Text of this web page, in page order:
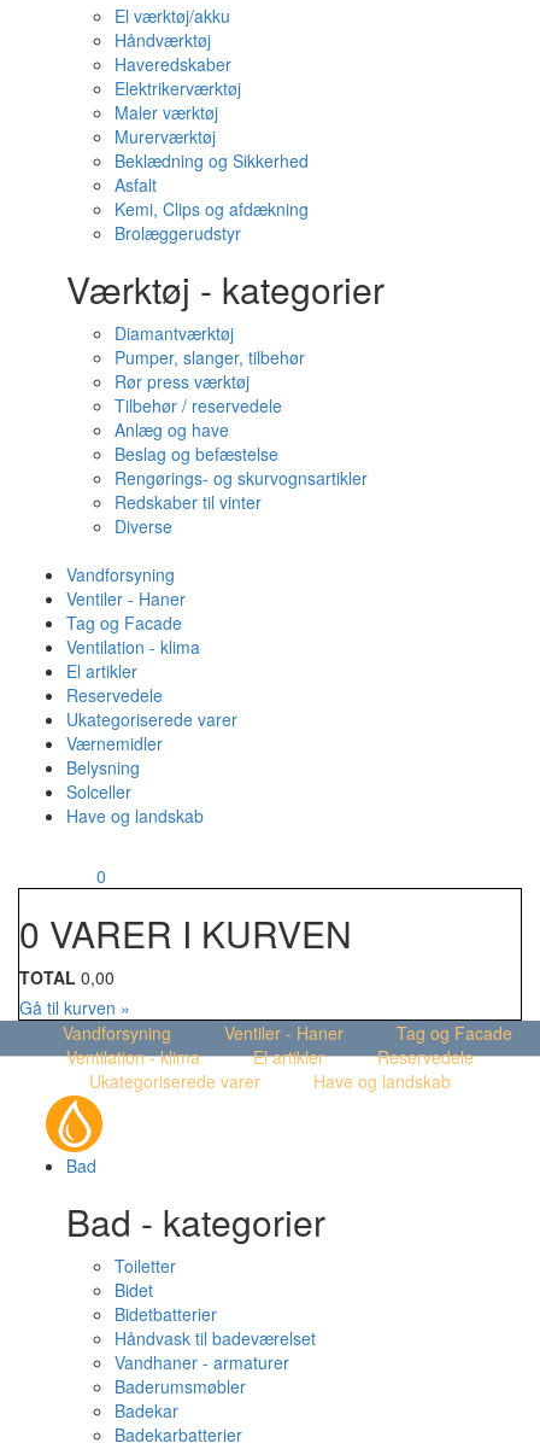
El værktøj/akku
Håndværktøj
Haveredskaber
Elektrikerværktøj
Maler værktøj
Murerværktøj
Beklædning og Sikkerhed
Asfalt
Kemi, Clips og afdækning
Brolæggerudstyr
Værktøj - kategorier
Diamantværktøj
Pumper, slanger, tilbehør
Rør press værktøj
Tilbehør / reservedele
Anlæg og have
Beslag og befæstelse
Rengørings- og skurvognsartikler
Redskaber til vinter
Diverse
Vandforsyning
Ventiler - Haner
Tag og Facade
Ventilation - klima
El artikler
Reservedele
Ukategoriserede varer
Værnemidler
Belysning
Solceller
Have og landskab
0
0 VARER I KURVEN
TOTAL 0,00
Gå til kurven »
Vandforsyning
Ventiler - Haner
Tag og Facade
Ventilation - klima
El artikler
Reservedele
Ukategoriserede varer
Have og landskab
Bad
Bad - kategorier
Toiletter
Bidet
Bidetbatterier
Håndvask til badeværelset
Vandhaner - armaturer
Baderumsmøbler
Badekar
Badekarbatterier